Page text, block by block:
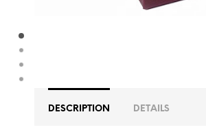
DESCRIPTION DETAILS